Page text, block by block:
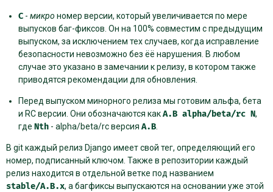
C - микро номер версии, который увеличивается по мере
выпусков баг-фиксов. Он на 100% совместим с предыдущим
выпуском, за исключением тех случаев, когда исправление
безопасности невозможно без ёё нарушения. В любом
случае это указано в замечании к релизу, в котором также
приводятся рекомендации для обновления.
Перед выпуском минорного релиза мы готовим альфа, бета
и RC версии. Они обозначаются какA.B alpha/beta/rc N,
где Nth - alpha/beta/rc версия A.B
В git каждый релиз Django имеет свой тег, определяющий его
номер, подписанный ключом. Также в репозитории каждый
релиз находится в отдельной ветке под названием
stable/A.B.x, а багфиксы выпускаются на основании уже этой